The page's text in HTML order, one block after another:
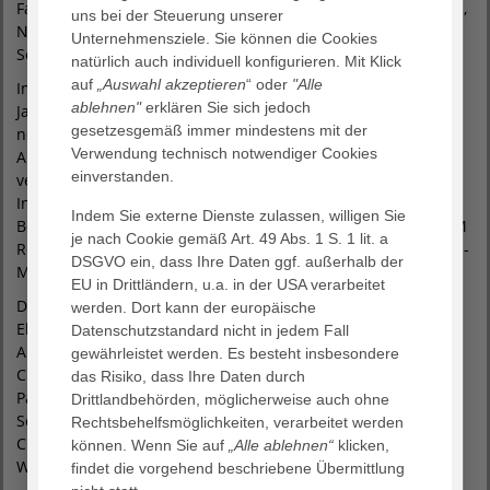
Fallingbostel, Elsdorf, Heeslingen, Kirchlinteln, Landesbergen,
Neuenkirchen, Rotenburg, Scheeßel, Schneverdingen,
Sottrum, Verden, Westerwalsede und Zeven.
Im April, August und Oktober beginnt jeweils ein neuer
Jahrgang im Rahmen der generalistischen Ausbildung. Eine
neue zeitgemäße Pflegeausbildung, die die bisherigen
Ausbildungen der Alten-, Kranken- und Kinderkrankenpflege
verbindet. Bewerbungen sind willkommen. Weitere
Informationen gibt es bei Susanne Herrmann, Leitung der
Berufsfachschule Pflege am AGAPLESION DIAKONIEKLINIKUM
ROTENBURG, unter der Rufnummer (04261) 77 - 22 57 oder E-
Mail bfs-pflege@diako-online.de.
Die Absolventen: Julian Böhling, Lia Dodenhoff, Ilka
Ellinghausen, Lina Marie Fitz-Welle, Elisabeth Gottlöber,
Anneke Heilemann, Christian Jacobsen, Magda Krygier,
Christin Luisa Lange, Johanna Michels, Laura Mohr, Justina
Pallas, Yannick Hakon Pauls, Alina Rahte, Melina-Stavroula
Schneider, Anna Larena Schreiner, Laura Thoden, Julius
Christian Tramm, Nele Tschey, Ceren Tuna und Kristina
Walker.
uns bei der Steuerung unserer
Unternehmensziele. Sie können die Cookies
natürlich auch individuell konfigurieren. Mit Klick
auf „Auswahl akzeptieren“ oder "Alle
ablehnen"erklären Sie sich jedoch
gesetzesgemäß immer mindestens mit der
Verwendung technisch notwendiger Cookies
einverstanden.
Indem Sie externe Dienste zulassen, willigen Sie
je nach Cookie gemäß Art. 49 Abs. 1 S. 1 lit. a
DSGVO ein, dass Ihre Daten ggf. außerhalb der
EU in Drittländern, u.a. in der USA verarbeitet
werden. Dort kann der europäische
Datenschutzstandard nicht in jedem Fall
gewährleistet werden. Es besteht insbesondere
das Risiko, dass Ihre Daten durch
Drittlandbehörden, möglicherweise auch ohne
Rechtsbehelfsmöglichkeiten, verarbeitet werden
können. Wenn Sie auf „Alle ablehnen“ klicken,
findet die vorgehend beschriebene Übermittlung